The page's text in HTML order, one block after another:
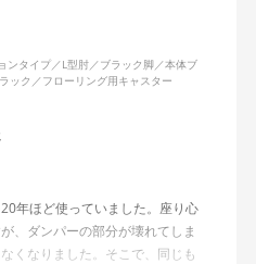
タイプ／L型肘／ブラック脚／本体ブ
ック／フローリング用キャスター
年ほど使っていました。座り心
、ダンパーの部分が壊れてしま
くなりました。そこで、同じも